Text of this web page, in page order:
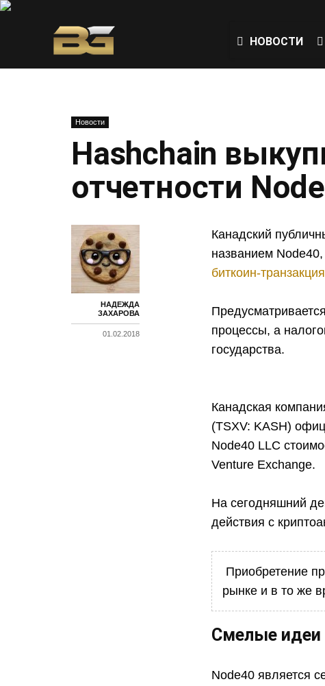
НОВОСТИ
Новости
Hashchain
отчетности
НАДЕЖДА
ЗАХАРОВА
01.02.2018
Канадский
названием
биткоин-
процессы, а
государства.
Канадская
(TSXV: KASH)
Node40 LLC
Venture Exchange.
На сегодняшний
действия с
Приобретение
рынке и в то же
Смелые идеи
Node40 является